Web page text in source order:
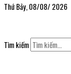
Thứ Bảy, 08/08/ 2026
Tìm kiếm